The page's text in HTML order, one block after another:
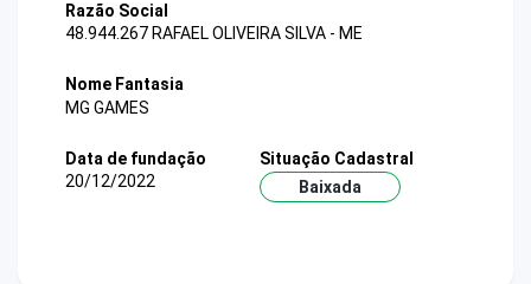
Razão Social
48.944.267 RAFAEL OLIVEIRA SILVA - ME
Nome Fantasia
MG GAMES
Data de fundação
20/12/2022
Situação Cadastral
Baixada